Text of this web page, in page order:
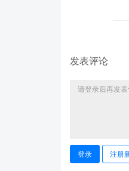
发表评论
登录 注册